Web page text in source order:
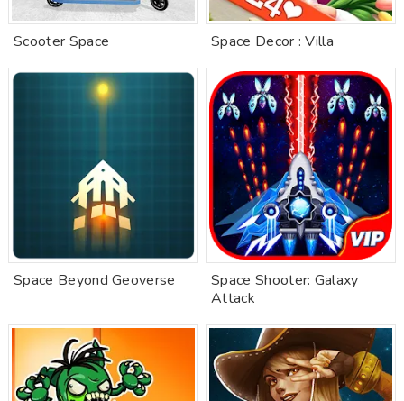
Scooter Space Space Decor : Villa
Space Beyond Geoverse
Space Shooter: Galaxy
Attack